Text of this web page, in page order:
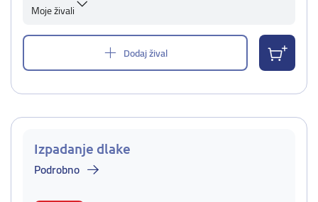
Moje živali
Dodaj žival
Izpadanje dlake
Podrobno